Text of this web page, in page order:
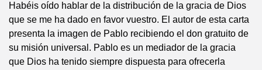
Habéis oído hablar de la distribución de la gracia de Dios
que se me ha dado en favor vuestro. El autor de esta carta
presenta la imagen de Pablo recibiendo el don gratuito de
su misión universal. Pablo es un mediador de la gracia
que Dios ha tenido siempre dispuesta para ofrecerla